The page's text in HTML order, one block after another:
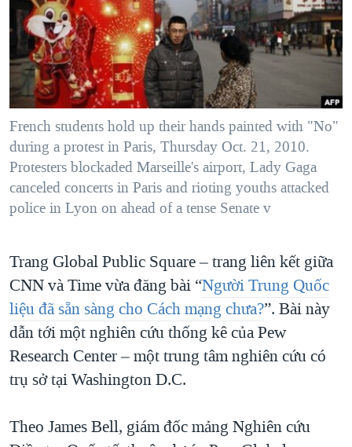
"Tìm"NGƯỜI VIỆT HẢI NGOẠI
ĐỜI SỐNG
KINH TẾ
KHOA HỌC
SỨC KHOẺ
VĂN HOÁ
THỂ THAO
GIÁO DỤC
TẠI
HÀNH TRÌNH BẦU CỬ 2024
MỘT NĂM CHIẾN TRANH TẠI DẢI GAZA
GIẢI MÃ VÀNH ĐAI & CON ĐƯỜNG
TRỊNH VĨNH BÌNH - NGƯỜI HẠ 'BÊN THẮNG CUỘC'
GROUND ZERO – XƯA VÀ NAY
CHI PHÍ CHIẾN TRANH AFGHANISTAN
THƯỢNG ĐỈNH TRUMP-KIM TẠI VIỆT NAM
TRỊNH VĨNH BÌNH VS. CHÍNH PHỦ VIỆT NAM
NGƯ DÂN VIỆT VÀ LÀN SÓNG TRỘM HẢI SÂM
BÊN KIA QUỐC LỘ: TIẾNG VỌNG TỪ NÔNG THÔN MỸ
QUAN HỆ VIỆT MỸ
VIDEO
NGHE
MẠNG XÃ HỘI
Ngôn ngữ khác
French students hold up their hands painted with "No"
during a protest in Paris, Thursday Oct. 21, 2010.
Protesters blockaded Marseille's airport, Lady Gaga
canceled concerts in Paris and rioting youths attacked
police in Lyon on ahead of a tense Senate v
Trang Global Public Square – trang liên kết giữa
CNN và Time vừa đăng bài “Người Trung Quốc
liệu đã sẵn sàng cho Cách mạng chưa?”. Bài này
dẫn tới một nghiên cứu thống kê của Pew
Research Center – một trung tâm nghiên cứu có
trụ sở tại Washington D.C.
Theo James Bell, giám đốc mảng Nghiên cứu